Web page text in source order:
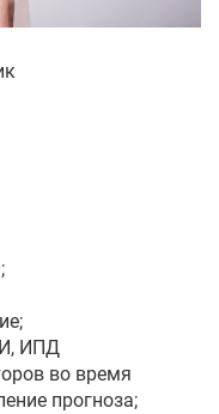
ИПД
во время
прогноза;